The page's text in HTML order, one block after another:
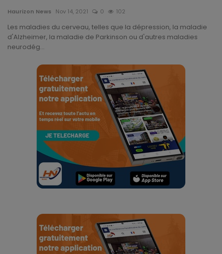
Motivation
Articles Sponsorisés
Education
Économie
Haurizon News Nov 14, 2021 0 102
Les maladies du cerveau, telles que la dépression, la maladie
d'Alzheimer, la maladie de Parkinson ou d'autres maladies
neurodég...